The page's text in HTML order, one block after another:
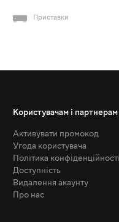
Приставки
Користувачам і партнерам
Активувати промокод
Угода користувача
Політика конфіденційності
Доступність
Видалення акаунту
Про нас